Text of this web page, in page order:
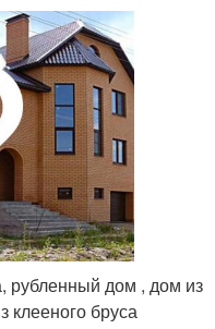
рубленный дом , дом из
клееного бруса